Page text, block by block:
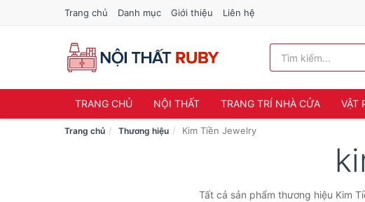
Trang chủ Danh mục Giới thiệu Liên hệ
TRANG CHỦ NỘI THẤT TRANG TRÍ NHÀ CỬA VẬT
Trang chủ Thương hiệu Kim Tiền Jewelry
Tất cả sản phẩm thương hiệu Kim